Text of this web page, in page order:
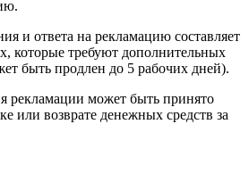
и ответа на рекламацию составляет
которые требуют дополнительных
быть продлен до 5 рабочих дней).
рекламации может быть принято
или возврате денежных средств за